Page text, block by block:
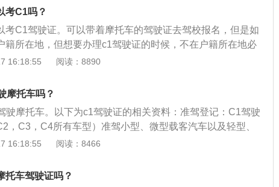
：又称作驾驶证，是政府交通部门发给具有驾驶资格人士的
张卡片。要取得驾驶证，需要符合最低年龄，并且需要通过
考C1吗？
考C1驾驶证。可以带着摩托车的驾驶证去驾校报名，但是如
籍所在地，但想要办理c1驾驶证的时候，不在户籍所在地必
展开增驾。C1驾照考试：考试科目：考试科目包括交通法规
（科目一）——笔试，100分为满分，90分以上为合格。场
场内，实车。最低要求为80分，低于80分不合格。道路驾
或模拟场地，实车。100分为满分，必须达到90分及以上
常识——笔试，题目以案例、图片、动画等形式为主，题型
选，共50题，100分为满分，90分为合格。
16:18:55 阅读：8890
摩托车吗？
驶摩托车。以下为c1驾驶证的相关资料：准驾登记：C1驾驶
，C3，C4所有车型）准驾小型、微型载客汽车以及轻型、
小、微型专项作业车等车型，2020年10月22日，放宽小型汽
试内容：考试科目的顺序按交通法规及相关知识、场地驾
文明常识依次进行，在考试过程中，前一科目不及格，以下
16:18:55 阅读：8466
托车驾驶证吗？